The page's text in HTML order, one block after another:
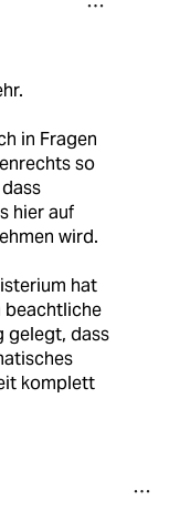
in Fragen
so
hier auf
wird.
hat
beachtliche
gelegt, dass
komplett